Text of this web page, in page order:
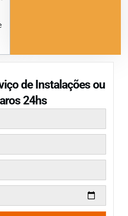
de Instalações ou
24hs